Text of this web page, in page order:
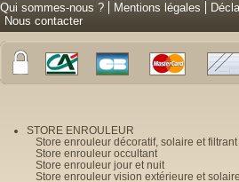
Qui sommes-nous ? Mentions légales
Nous contacter
STORE ENROULEUR
Store enrouleur décoratif, solaire et filtrant
Store enrouleur occultant
Store enrouleur jour et nuit
Store enrouleur vision extérieure et solaire